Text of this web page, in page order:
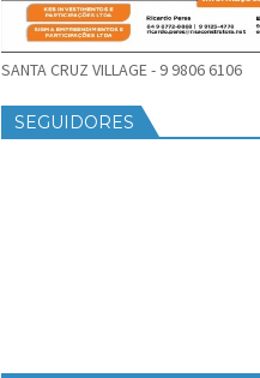
SANTA CRUZ VILLAGE - 9 9806 6106
SEGUIDORES